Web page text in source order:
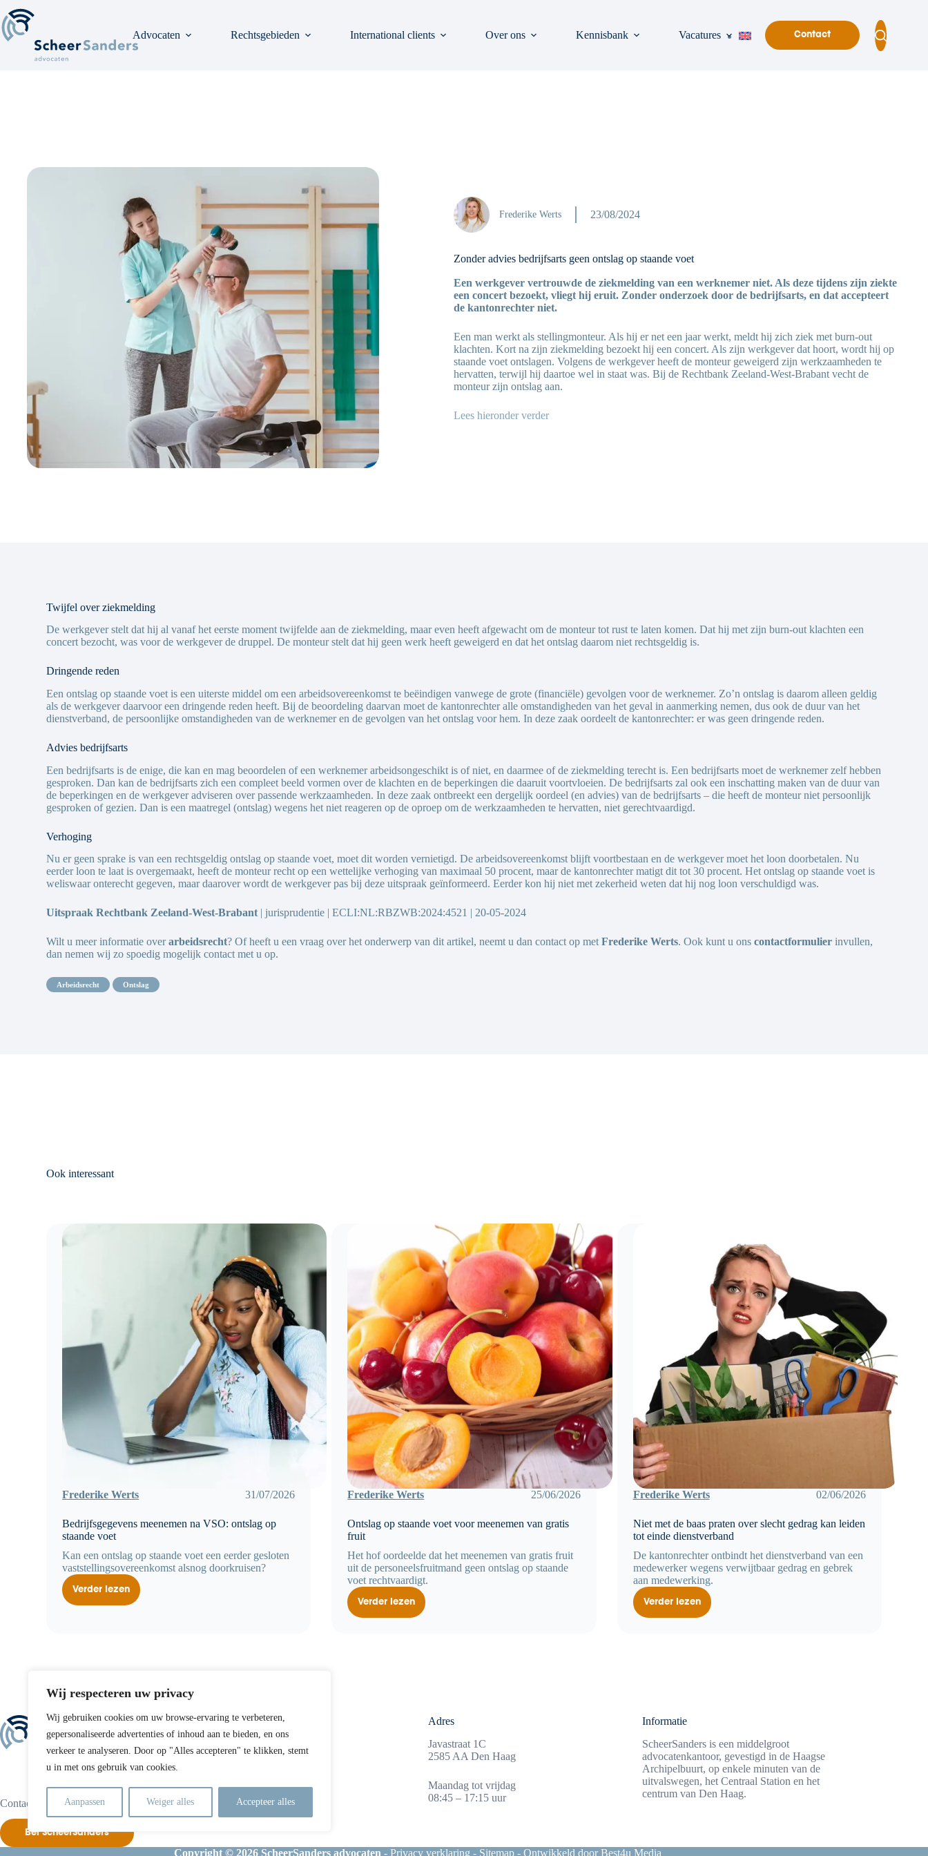
Wij respecteren uw privacy
Wij gebruiken cookies om uw browse-ervaring te verbeteren,
gepersonaliseerde advertenties of inhoud aan te bieden, en ons
verkeer te analyseren. Door op "Alles accepteren" te klikken, stemt
u in met ons gebruik van cookies.
Aanpassen Weiger alles Accepteer alles
naar
de
inhoud
Advocaten Rechtsgebieden International clients Over ons Kennisbank Vacatures Contact
Frederike Werts 23/08/2024
Zonder advies bedrijfsarts geen ontslag op staande voet
Een werkgever vertrouwde de ziekmelding van een werknemer niet. Als deze tijdens zijn ziekte
een concert bezoekt, vliegt hij eruit. Zonder onderzoek door de bedrijfsarts, en dat accepteert
de kantonrechter niet.
Een man werkt als stellingmonteur. Als hij er net een jaar werkt, meldt hij zich ziek met burn-out
klachten. Kort na zijn ziekmelding bezoekt hij een concert. Als zijn werkgever dat hoort, wordt hij op
staande voet ontslagen. Volgens de werkgever heeft de monteur geweigerd zijn werkzaamheden te
hervatten, terwijl hij daartoe wel in staat was. Bij de Rechtbank Zeeland-West-Brabant vecht de
monteur zijn ontslag aan.
Lees hieronder verder
Twijfel over ziekmelding
De werkgever stelt dat hij al vanaf het eerste moment twijfelde aan de ziekmelding, maar even heeft afgewacht om de monteur tot rust te laten komen. Dat hij met zijn burn-out klachten een
concert bezocht, was voor de werkgever de druppel. De monteur stelt dat hij geen werk heeft geweigerd en dat het ontslag daarom niet rechtsgeldig is.
Dringende reden
Een ontslag op staande voet is een uiterste middel om een arbeidsovereenkomst te beëindigen vanwege de grote (financiële) gevolgen voor de werknemer. Zo’n ontslag is daarom alleen geldig
als de werkgever daarvoor een dringende reden heeft. Bij de beoordeling daarvan moet de kantonrechter alle omstandigheden van het geval in aanmerking nemen, dus ook de duur van het
dienstverband, de persoonlijke omstandigheden van de werknemer en de gevolgen van het ontslag voor hem. In deze zaak oordeelt de kantonrechter: er was geen dringende reden.
Advies bedrijfsarts
Een bedrijfsarts is de enige, die kan en mag beoordelen of een werknemer arbeidsongeschikt is of niet, en daarmee of de ziekmelding terecht is. Een bedrijfsarts moet de werknemer zelf hebben
gesproken. Dan kan de bedrijfsarts zich een compleet beeld vormen over de klachten en de beperkingen die daaruit voortvloeien. De bedrijfsarts zal ook een inschatting maken van de duur van
de beperkingen en de werkgever adviseren over passende werkzaamheden. In deze zaak ontbreekt een dergelijk oordeel (en advies) van de bedrijfsarts – die heeft de monteur niet persoonlijk
gesproken of gezien. Dan is een maatregel (ontslag) wegens het niet reageren op de oproep om de werkzaamheden te hervatten, niet gerechtvaardigd.
Verhoging
Nu er geen sprake is van een rechtsgeldig ontslag op staande voet, moet dit worden vernietigd. De arbeidsovereenkomst blijft voortbestaan en de werkgever moet het loon doorbetalen. Nu
eerder loon te laat is overgemaakt, heeft de monteur recht op een wettelijke verhoging van maximaal 50 procent, maar de kantonrechter matigt dit tot 30 procent. Het ontslag op staande voet is
weliswaar onterecht gegeven, maar daarover wordt de werkgever pas bij deze uitspraak geïnformeerd. Eerder kon hij niet met zekerheid weten dat hij nog loon verschuldigd was.
Uitspraak Rechtbank Zeeland-West-Brabant | jurisprudentie | ECLI:NL:RBZWB:2024:4521 | 20-05-2024
Wilt u meer informatie overarbeidsrecht? Of heeft u een vraag over het onderwerp van dit artikel, neemt u dan contact op metFrederike Werts. Ook kunt u onscontactformulier invullen,
dan nemen wij zo spoedig mogelijk contact met u op.
arbeidsrecht ontslag
Ook interessant
Frederike Werts 31/07/2026
Bedrijfsgegevens meenemen na VSO: ontslag op
staande voet
Kan een ontslag op staande voet een eerder gesloten
vaststellingsovereenkomst alsnog doorkruisen?
Verder lezenBedrijfsgegevens
meenemen
Frederike Werts 25/06/2026
Ontslag op staande voet voor meenemen van gratis
fruit
Het hof oordeelde dat het meenemen van gratis fruit
uit de personeelsfruitmand geen ontslag op staande
voet rechtvaardigt.
Verder lezen
Ontslag
Frederike Werts 02/06/2026
Niet met de baas praten over slecht gedrag kan leiden
tot einde dienstverband
De kantonrechter ontbindt het dienstverband van een
medewerker wegens verwijtbaar gedrag en gebrek
aan medewerking.
Verder lezen
Niet
Contact?
Bel ScheerSanders
Direct contact
E-mail:info@scheer.nl
Adres
Javastraat 1C
2585 AA Den Haag
Maandag tot vrijdag
08:45 – 17:15 uur
Informatie
ScheerSanders is een middelgroot
advocatenkantoor, gevestigd in de Haagse
Archipelbuurt, op enkele minuten van de
uitvalswegen, het Centraal Station en het
centrum van Den Haag.
Copyright © 2026 ScheerSanders advocaten - Privacy verklaring - Sitemap- Ontwikkeld door Best4u Media